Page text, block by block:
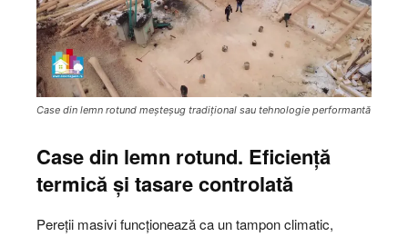
Case din lemn rotund meșteșug tradițional sau tehnologie performantă
Case din lemn rotund. Eficiență
termică și tasare controlată
Pereții masivi funcționează ca un tampon climatic,